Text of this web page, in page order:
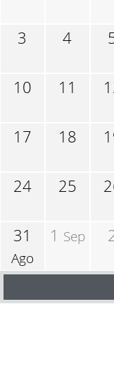
3 4
10 11
17 18
24 25
31
Ago
1 Sep